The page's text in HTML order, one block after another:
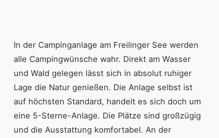
In der Campinganlage am Freilinger See werden
alle Campingwünsche wahr. Direkt am Wasser
und Wald gelegen lässt sich in absolut ruhiger
Lage die Natur genießen. Die Anlage selbst ist
auf höchsten Standard, handelt es sich doch um
eine 5-Sterne-Anlage. Die Plätze sind großzügig
und die Ausstattung komfortabel. An der